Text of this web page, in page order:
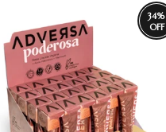
34%